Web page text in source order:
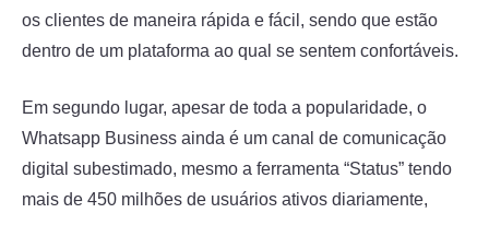
os clientes de maneira rápida e fácil, sendo que estão
dentro de um plataforma ao qual se sentem confortáveis.
Em segundo lugar, apesar de toda a popularidade, o
Whatsapp Business ainda é um canal de comunicação
digital subestimado, mesmo a ferramenta “Status” tendo
mais de 450 milhões de usuários ativos diariamente,